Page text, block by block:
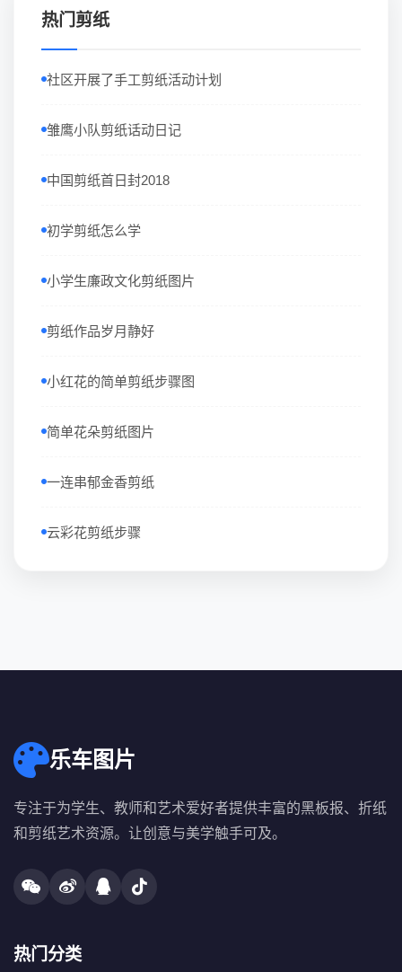
热门剪纸
社区开展了手工剪纸活动计划
雏鹰小队剪纸话动日记
中国剪纸首日封2018
初学剪纸怎么学
小学生廉政文化剪纸图片
剪纸作品岁月静好
小红花的简单剪纸步骤图
简单花朵剪纸图片
一连串郁金香剪纸
云彩花剪纸步骤
乐车图片
专注于为学生、教师和艺术爱好者提供丰富的黑板报、折纸
和剪纸艺术资源。让创意与美学触手可及。
热门分类